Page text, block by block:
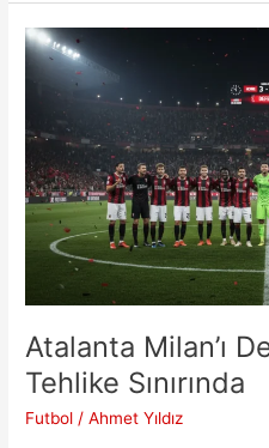
Haritası:
Teknik
Kadro
İstikrar
Vurgusu
Yaptı
Atalanta Milan’ı
Tehlike Sınırında
Futbol /Ahmet Yıldız